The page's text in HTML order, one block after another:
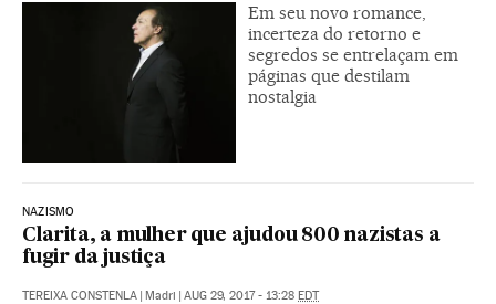
Em seu novo romance,
incerteza do retorno e
segredos se entrelaçam em
páginas que destilam
nostalgia
NAZISMO
Clarita, a mulher que ajudou 800 nazistas a
fugir da justiça
TEREIXA CONSTENLA | Madri | AUG 29, 2017 - 13:28 EDT